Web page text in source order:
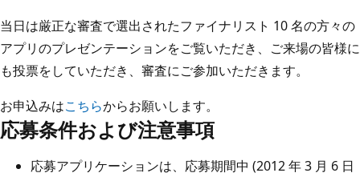
当日は厳正な審査で選出されたファイナリスト 10 名の方々の
アプリのプレゼンテーションをご覧いただき、ご来場の皆様に
も投票をしていただき、審査にご参加いただきます。
お申込みはこちらからお願いします。
応募条件および注意事項
応募アプリケーションは、応募期間中 (2012 年 3 月 6 日